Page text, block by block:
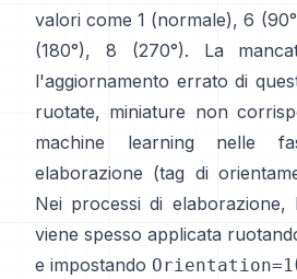
valori come 1 (normale), 6
(180°), 8 (270°). La
l'aggiornamento errato di
ruotate, miniature non
machine learning nelle
elaborazione (tag di
Nei processi di elaborazione,
viene spesso applicata
e impostando Orientation=1